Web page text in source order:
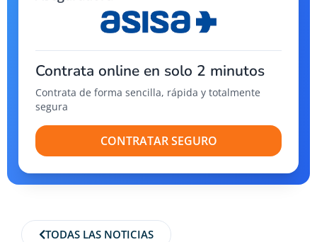
Contrata online en solo 2 minutos
Contrata de forma sencilla, rápida y totalmente
segura
CONTRATAR SEGURO
TODAS LAS NOTICIAS